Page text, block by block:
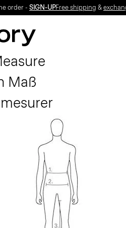
order -SIGN-UP
Maß